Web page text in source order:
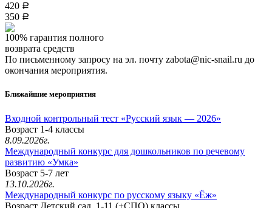
420 a
350 a
100% гарантия полного
возврата средств
По письменному запросу на эл. почту zabota@nic-snail.ru до
окончания мероприятия.
Ближайшие мероприятия
Входной контрольный тест «Русский язык — 2026»
Возраст 1-4 классы
8.09.2026г.
Международный конкурс для дошкольников по речевому
развитию «Умка»
Возраст 5-7 лет
13.10.2026г.
Международный конкурс по русскому языку «Ёж»
Возраст Детский сад, 1-11 (+СПО) классы